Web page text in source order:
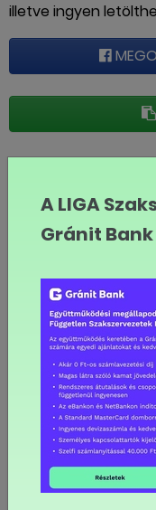
illetve ingyen
750 ezer fölött a
átlagkereset
Lassul az infláció
A munkafeltételek
kollektív
A LIGA
Gránit